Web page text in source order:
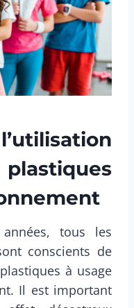
tous les
conscients de
à usage
Il est important